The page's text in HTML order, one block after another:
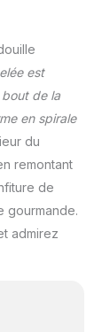
est
bout de la
en spirale
du
remontant
de
gourmande.
admirez